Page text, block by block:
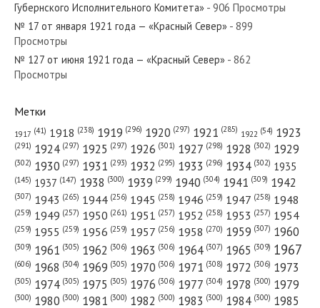
№ 115 от мая 1973 года — «Красный Север»
№ 102 от мая 1986 года — «Красный Север»
№ 232 от ноября 1953 года — «Красный Север»
Губернского Исполнительного Комитета» - 906 Просмотры
№ 17 от января 1921 года — «Красный Север» - 899
Просмотры
№ 127 от июня 1921 года — «Красный Север» - 862
Просмотры
Метки
1917 (41) 1918 (238) 1919 (296) 1920 (297) 1921 (285) 1922 (54) 1923
(291) 1924 (297) 1925 (297) 1926 (301) 1927 (298) 1928 (302) 1929
(302) 1930 (297) 1931 (293) 1932 (295) 1933 (296) 1934 (302) 1935
(145) 1937 (147) 1938 (300) 1939 (299) 1940 (304) 1941 (309) 1942
(307) 1943 (265) 1944 (256) 1945 (258) 1946 (259) 1947 (258) 1948
(259) 1949 (257) 1950 (261) 1951 (257) 1952 (258) 1953 (257) 1954
(259) 1955 (259) 1956 (259) 1957 (256) 1958 (270) 1959 (307) 1960
(309) 1961 (305) 1962 (306) 1963 (306) 1964 (307) 1965 (309) 1967
(606) 1968 (304) 1969 (305) 1970 (306) 1971 (308) 1972 (306) 1973
(305) 1974 (305) 1975 (305) 1976 (306) 1977 (304) 1978 (300) 1979
(300) 1980 (300) 1981 (300) 1982 (300) 1983 (300) 1984 (300) 1985